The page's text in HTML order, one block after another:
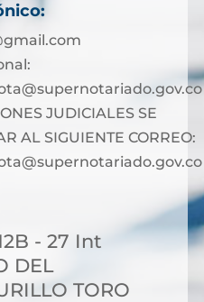
JUDICIALES SE
AL SIGUIENTE CORREO:
- 27 Int
DEL
TORO